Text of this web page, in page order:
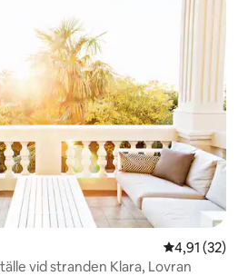
4,91 av 5 i
4,91 (32)
vid stranden Klara, Lovran